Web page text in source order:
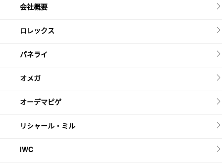
会社概要
ロレックス
パネライ
オメガ
オーデマピゲ
リシャール・ミル
IWC